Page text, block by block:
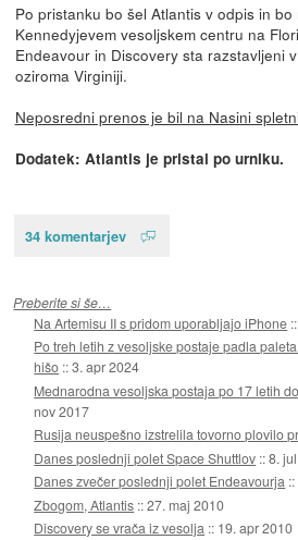
Po pristanku bo šel Atlantis v odpis in
Kennedyjevem vesoljskem centru na
Endeavour in Discovery sta razstavljeni
oziroma Virginiji.
Neposredni prenos je bil na Nasini
Dodatek: Atlantis je pristal po urniku.
34 komentarjev
Preberite si še…
Na Artemisu II s pridom uporabljajo iPhone
Po treh letih z vesoljske postaje padla
hišo ::3. apr 2024
Mednarodna vesoljska postaja po 17 letih
nov 2017
Rusija neuspešno izstrelila tovorno plovilo
Danes poslednji polet Space Shuttlov ::8.
Danes zvečer poslednji polet Endeavourja ::
Zbogom, Atlantis ::27. maj 2010
Discovery se vrača iz vesolja :: 19. apr 2010